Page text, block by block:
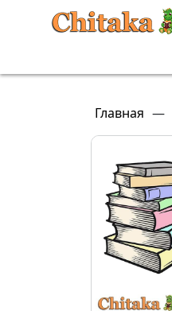
Главная —